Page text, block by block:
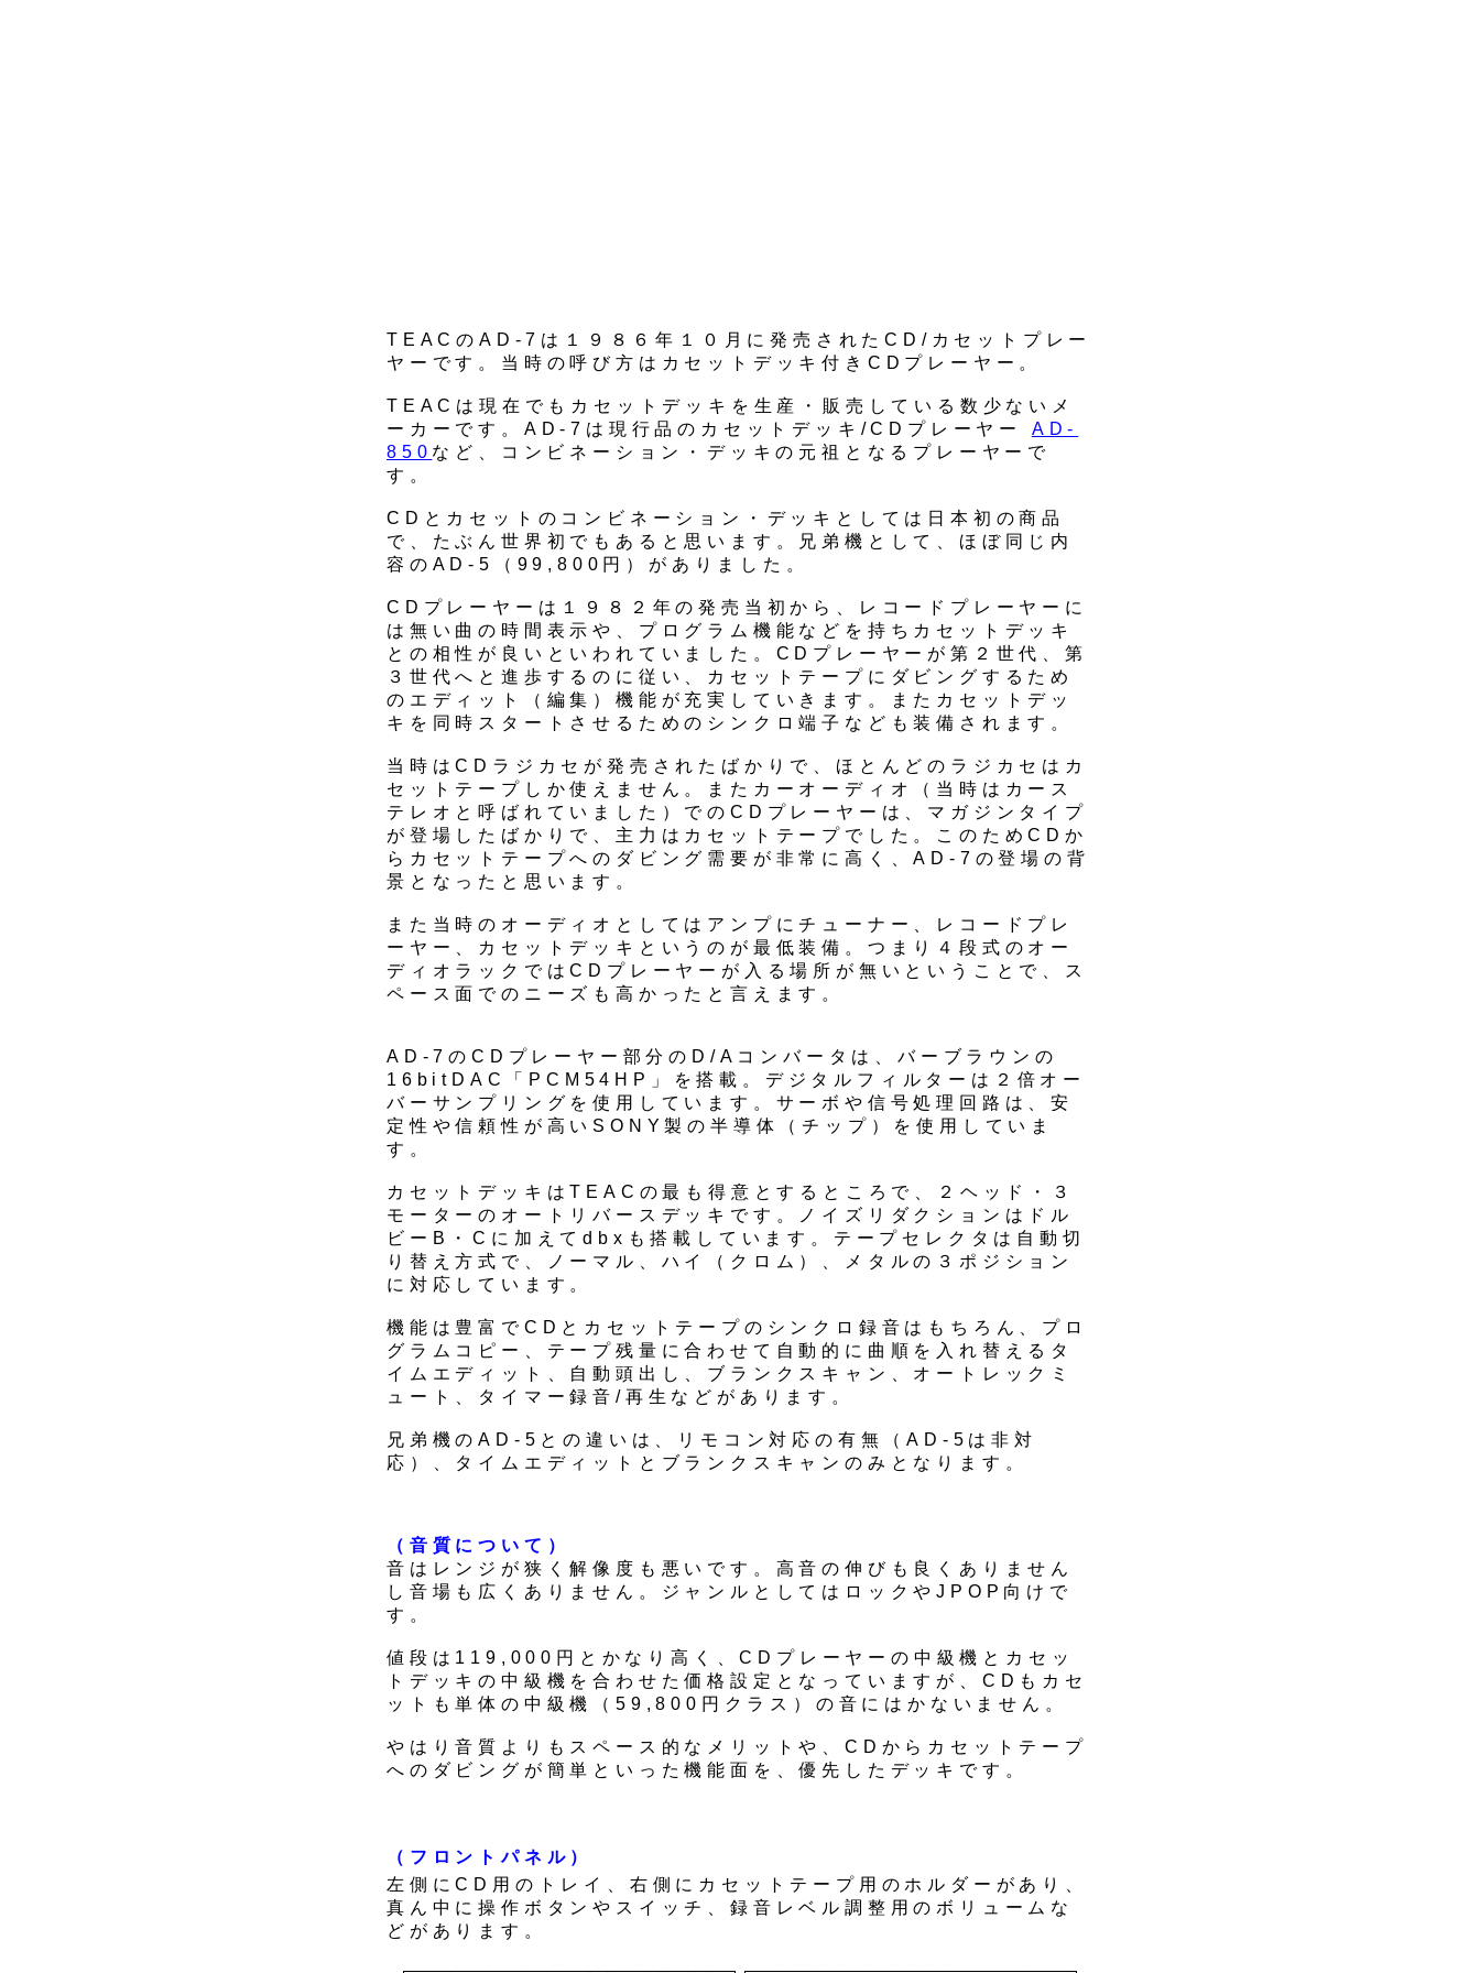
TEACのAD-7は１９８６年１０月に発売されたCD/カセットプレー
ヤーです。当時の呼び方はカセットデッキ付きCDプレーヤー。
TEACは現在でもカセットデッキを生産・販売している数少ないメ
ーカーです。AD-7は現行品のカセットデッキ/CDプレーヤー AD-
850 など、コンビネーション・デッキの元祖となるプレーヤーで
す。
CDとカセットのコンビネーション・デッキとしては日本初の商品
で、たぶん世界初でもあると思います。兄弟機として、ほぼ同じ内
容のAD-5（99,800円）がありました。
CDプレーヤーは１９８２年の発売当初から、レコードプレーヤーに
は無い曲の時間表示や、プログラム機能などを持ちカセットデッキ
との相性が良いといわれていました。CDプレーヤーが第２世代、第
３世代へと進歩するのに従い、カセットテープにダビングするため
のエディット（編集）機能が充実していきます。またカセットデッ
キを同時スタートさせるためのシンクロ端子なども装備されます。
当時はCDラジカセが発売されたばかりで、ほとんどのラジカセはカ
セットテープしか使えません。またカーオーディオ（当時はカース
テレオと呼ばれていました）でのCDプレーヤーは、マガジンタイプ
が登場したばかりで、主力はカセットテープでした。このためCDか
らカセットテープへのダビング需要が非常に高く、AD-7の登場の背
景となったと思います。
また当時のオーディオとしてはアンプにチューナー、レコードプレ
ーヤー、カセットデッキというのが最低装備。つまり４段式のオー
ディオラックではCDプレーヤーが入る場所が無いということで、ス
ペース面でのニーズも高かったと言えます。
AD-7のCDプレーヤー部分のD/Aコンバータは、バーブラウンの
16bitDAC「PCM54HP」を搭載。デジタルフィルターは２倍オー
バーサンプリングを使用しています。サーボや信号処理回路は、安
定性や信頼性が高いSONY製の半導体（チップ）を使用していま
す。
カセットデッキはTEACの最も得意とするところで、２ヘッド・３
モーターのオートリバースデッキです。ノイズリダクションはドル
ビーB・Cに加えてdbxも搭載しています。テープセレクタは自動切
り替え方式で、ノーマル、ハイ（クロム）、メタルの３ポジション
に対応しています。
機能は豊富でCDとカセットテープのシンクロ録音はもちろん、プロ
グラムコピー、テープ残量に合わせて自動的に曲順を入れ替えるタ
イムエディット、自動頭出し、ブランクスキャン、オートレックミ
ュート、タイマー録音/再生などがあります。
兄弟機のAD-5との違いは、リモコン対応の有無（AD-5は非対
応）、タイムエディットとブランクスキャンのみとなります。
（音質について）
音はレンジが狭く解像度も悪いです。高音の伸びも良くありません
し音場も広くありません。ジャンルとしてはロックやJPOP向けで
す。
値段は119,000円とかなり高く、CDプレーヤーの中級機とカセッ
トデッキの中級機を合わせた価格設定となっていますが、CDもカセ
ットも単体の中級機（59,800円クラス）の音にはかないません。
やはり音質よりもスペース的なメリットや、CDからカセットテープ
へのダビングが簡単といった機能面を、優先したデッキです。
（フロントパネル）
左側にCD用のトレイ、右側にカセットテープ用のホルダーがあり、
真ん中に操作ボタンやスイッチ、録音レベル調整用のボリュームな
どがあります。